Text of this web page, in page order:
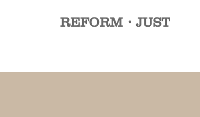
REFORM・JUST